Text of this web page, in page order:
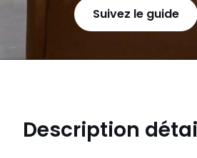
Suivez le guide
Description